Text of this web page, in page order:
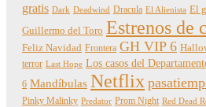
gratis Dark Deadwind Dracula El Alienista El
Guillermo del Toro Estrenos de
Feliz Navidad Frontera GH VIP 6
terror Last Hope Los casos del
6 Mandíbulas Netflix
Pinky Malinky Predator Prom Night Red Dead